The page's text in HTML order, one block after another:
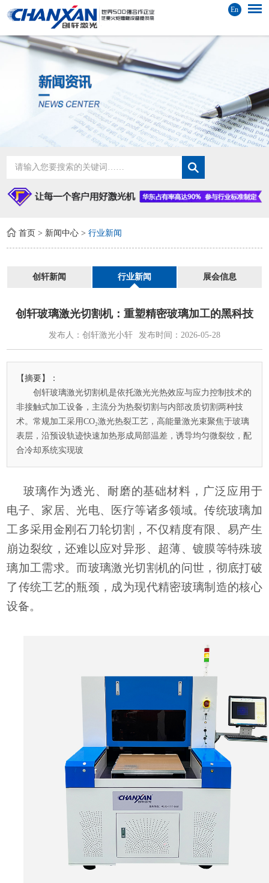
En
首页 > 新闻中心 >行业新闻
创轩新闻 行业新闻 展会信息
创轩玻璃激光切割机：重塑精密玻璃加工的黑科技
发布人：创轩激光小轩 发布时间：2026-05-28
【摘要】：
创轩玻璃激光切割机是依托激光光热效应与应力控制技术的
非接触式加工设备，主流分为热裂切割与内部改质切割两种技
术。常规加工采用CO₂激光热裂工艺，高能量激光束聚焦于玻璃
表层，沿预设轨迹快速加热形成局部温差，诱导均匀微裂纹，配
合冷却系统实现玻
玻璃作为透光、耐磨的基础材料，广泛应用于
电子、家居、光电、医疗等诸多领域。传统玻璃加
工多采用金刚石刀轮切割，不仅精度有限、易产生
崩边裂纹，还难以应对异形、超薄、镀膜等特殊玻
璃加工需求。而玻璃激光切割机的问世，彻底打破
了传统工艺的瓶颈，成为现代精密玻璃制造的核心
设备。